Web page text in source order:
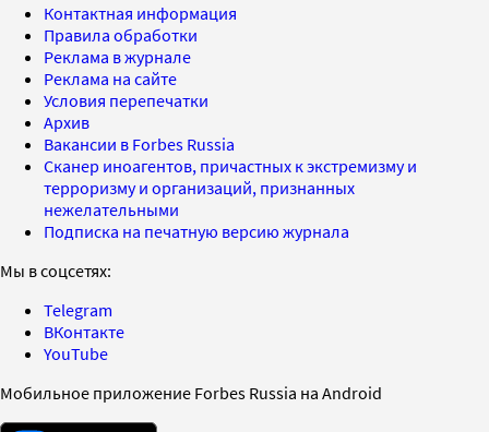
Контактная информация
Правила обработки
Реклама в журнале
Реклама на сайте
Условия перепечатки
Архив
Вакансии в Forbes Russia
Сканер иноагентов, причастных к экстремизму и
терроризму и организаций, признанных
нежелательными
Подписка на печатную версию журнала
Мы в соцсетях:
Telegram
ВКонтакте
YouTube
Мобильное приложение Forbes Russia на Android